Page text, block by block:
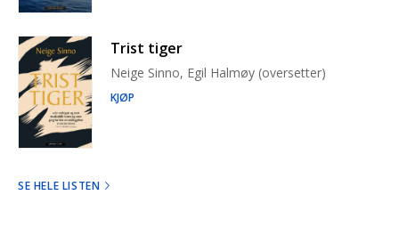
Trist tiger
Neige Sinno, Egil Halmøy (oversetter)
KJØP
SE HELE LISTEN